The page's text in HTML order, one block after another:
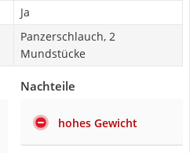
Ja
Panzerschlauch, 2
Mundstücke
Nachteile
hohes Gewicht